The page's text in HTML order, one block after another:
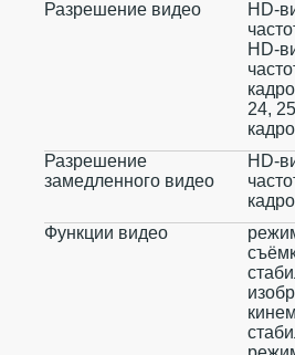
Разрешение видео
HD-
HD-
24,
Разрешение
замедленного видео
HD-
Функции видео